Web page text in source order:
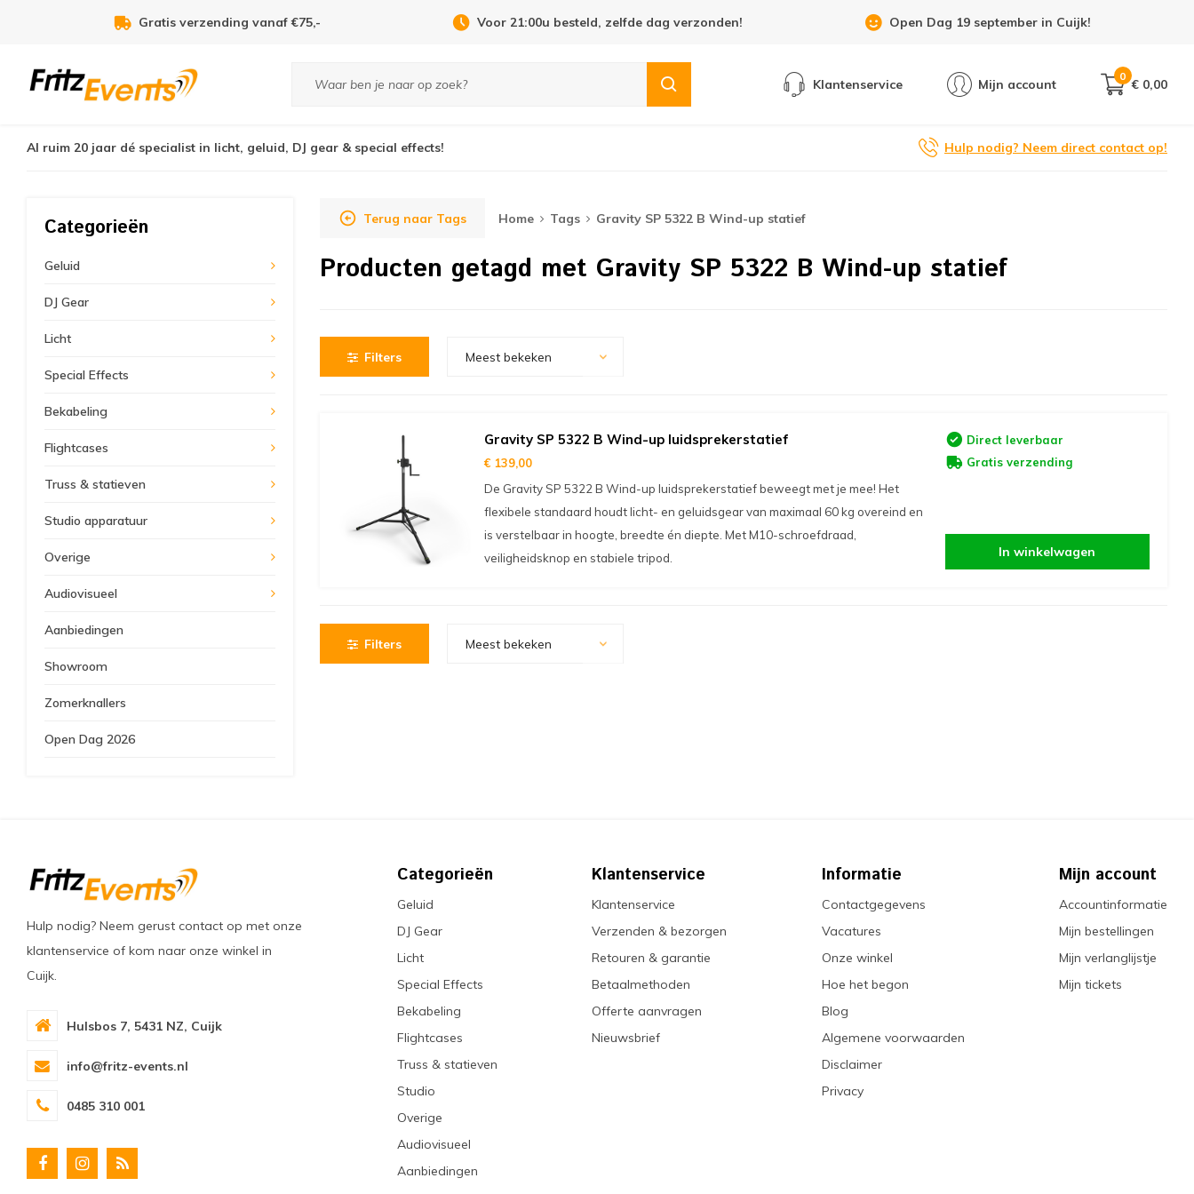
Gratis verzending vanaf €75,- Voor 21:00u besteld, zelfde dag verzonden! Open Dag 19 september in Cuijk!
Klantenservice Mijn account
0
€ 0,00
Al ruim 20 jaar dé specialist in licht, geluid, DJ gear & special effects! Hulp nodig? Neem direct contact op!
Categorieën
Geluid
DJ Gear
Licht
Special Effects
Bekabeling
Flightcases
Truss & statieven
Studio apparatuur
Overige
Audiovisueel
Aanbiedingen
Showroom
Zomerknallers
Open Dag 2026
Terug naar Tags Home Tags Gravity SP 5322 B Wind-up statief
Producten getagd met Gravity SP 5322 B Wind-up statief
Filters Meest bekeken
Gravity SP 5322 B Wind-up luidsprekerstatief
€ 139,00
De Gravity SP 5322 B Wind-up luidsprekerstatief beweegt met je mee! Het
flexibele standaard houdt licht- en geluidsgear van maximaal 60 kg overeind en
is verstelbaar in hoogte, breedte én diepte. Met M10-schroefdraad,
veiligheidsknop en stabiele tripod.
Direct leverbaar
Gratis verzending
In winkelwagen
Filters Meest bekeken
Hulp nodig? Neem gerust contact op met onze
klantenservice of kom naar onze winkel in
Cuijk.
Hulsbos 7, 5431 NZ, Cuijk
info@fritz-events.nl
0485 310 001
Categorieën
Geluid
DJ Gear
Licht
Special Effects
Bekabeling
Flightcases
Truss & statieven
Studio
Overige
Audiovisueel
Aanbiedingen
Klantenservice
Klantenservice
Verzenden & bezorgen
Retouren & garantie
Betaalmethoden
Offerte aanvragen
Nieuwsbrief
Informatie
Contactgegevens
Vacatures
Onze winkel
Hoe het begon
Blog
Algemene voorwaarden
Disclaimer
Privacy
Mijn account
Accountinformatie
Mijn bestellingen
Mijn verlanglijstje
Mijn tickets